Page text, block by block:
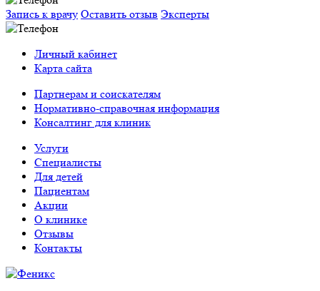
Запись к врачу Оставить отзыв Эксперты
Личный кабинет
Карта сайта
Партнерам и соискателям
Нормативно-справочная информация
Консалтинг для клиник
Услуги
Специалисты
Для детей
Пациентам
Акции
О клинике
Отзывы
Контакты